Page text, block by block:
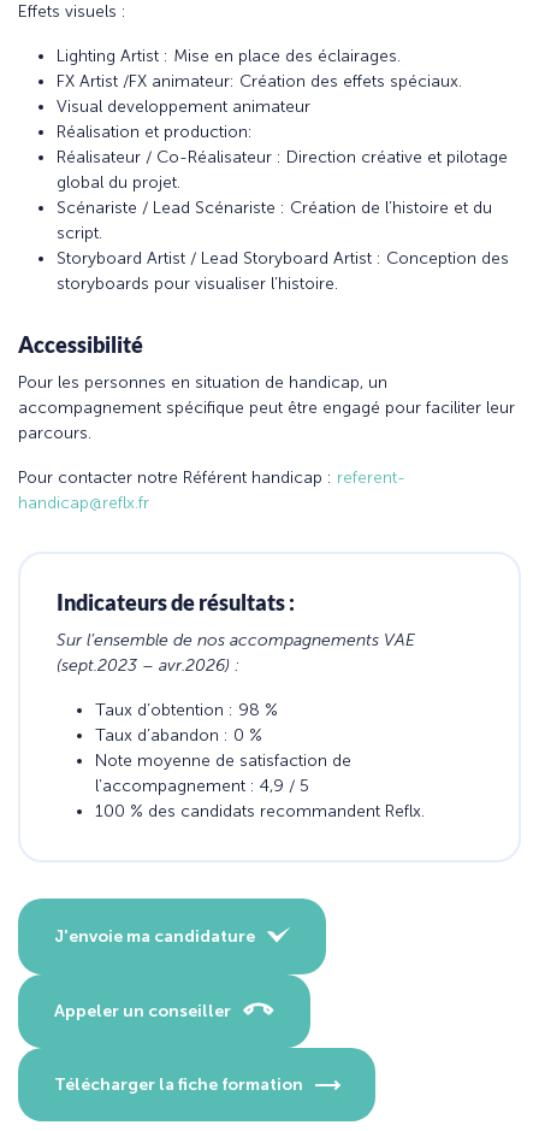
Effets visuels :
Lighting Artist : Mise en place des éclairages.
FX Artist /FX animateur: Création des effets spéciaux.
Visual developpement animateur
Réalisation et production:
Réalisateur / Co-Réalisateur : Direction créative et pilotage
global du projet.
Scénariste / Lead Scénariste : Création de l’histoire et du
script.
Storyboard Artist / Lead Storyboard Artist : Conception des
storyboards pour visualiser l’histoire.
Accessibilité
Pour les personnes en situation de handicap, un
accompagnement spécifique peut être engagé pour faciliter leur
parcours.
Pour contacter notre Référent handicap : referent-
handicap@reflx.fr
Indicateurs de résultats :
Sur l’ensemble de nos accompagnements VAE
(sept.2023 – avr.2026) :
Taux d’obtention : 98 %
Taux d’abandon : 0 %
Note moyenne de satisfaction de
l’accompagnement : 4,9 / 5
100 % des candidats recommandent Reflx.
J'envoie ma candidature
Appeler un conseiller
Télécharger la fiche formation